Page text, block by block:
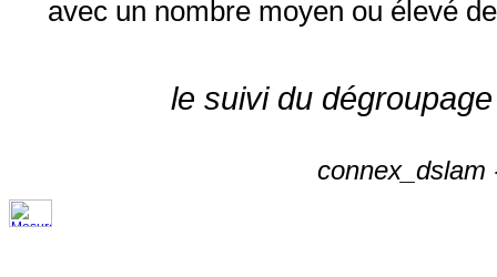
avec un nombre moyen ou élevé
le suivi du
connex_dslam